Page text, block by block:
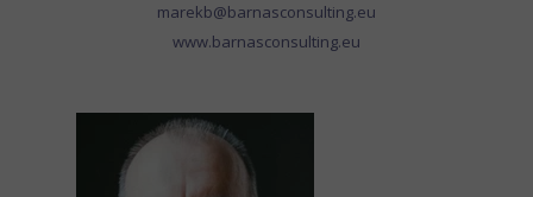
marekb@barnasconsulting.eu
www.barnasconsulting.eu